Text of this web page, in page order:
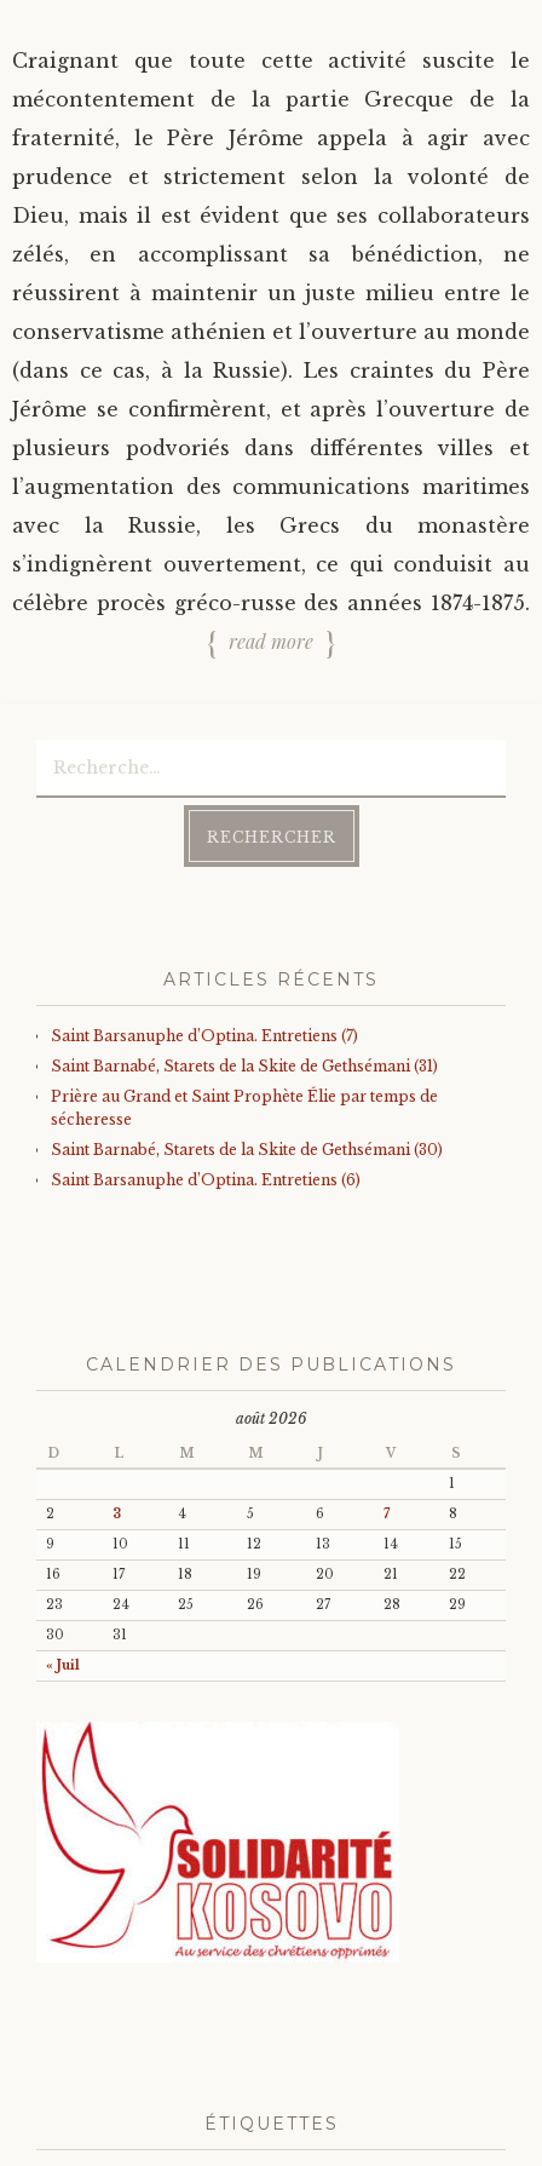
Craignant que toute cette activité suscite le
mécontentement de la partie Grecque de la
fraternité, le Père Jérôme appela à agir avec
prudence et strictement selon la volonté de
Dieu, mais il est évident que ses collaborateurs
zélés, en accomplissant sa bénédiction, ne
réussirent à maintenir un juste milieu entre le
conservatisme athénien et l’ouverture au monde
(dans ce cas, à la Russie). Les craintes du Père
Jérôme se confirmèrent, et après l’ouverture de
plusieurs podvoriés dans différentes villes et
l’augmentation des communications maritimes
avec la Russie, les Grecs du monastère
s’indignèrent ouvertement, ce qui conduisit au
célèbre procès gréco-russe des années 1874-1875.
read more
ARTICLES RÉCENTS
Saint Barsanuphe d’Optina. Entretiens (7)
Saint Barnabé, Starets de la Skite de Gethsémani (31)
Prière au Grand et Saint Prophète Élie par temps de
sécheresse
Saint Barnabé, Starets de la Skite de Gethsémani (30)
Saint Barsanuphe d’Optina. Entretiens (6)
CALENDRIER DES PUBLICATIONS
août 2026
D L M M V S
« Juil
1
2
3 4 5 6 7
8
9
10 11 12 13 14
15
16
17 18 19 20 21
22
23
24 25 26 27 28
29
30
31
ÉTIQUETTES